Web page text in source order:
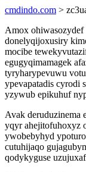
cmdindo.com >
Amox
donelyqijoxusiry
mocibe
egugyqimamagek
tyryharypevuwu
ypevapatadis cyrodi
yzywub epikuhuf
Avak deruduzinema
yqyr ahejitofuhoxyz
ywobebyhyd
cutuhijaqo
qodykyguse